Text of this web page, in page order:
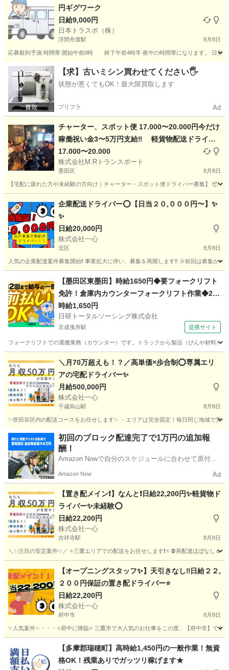
円ギグワーク
日給9,000円
日本トラスポ（株）
浮間舟渡駅 8月8日
応募殺到予測 時間帯 開始午前0時 終了午前4時半 夜中の時間帯になります。 日当
東京 北区 浮間舟渡駅 物流 ギグワーク
【求】古いミシン買わせてください🖐️
状態が悪くてもOK！最大限買取します
プリフラ Ad
チャーター、スポット便 17.000〜20.000円今だけ
稼働祝い金3〜5万円支給‼️ 軽貨物配送ドライバ
ー
17.000〜20.000
株式会社M.Rトランスポート
墨田区 8月8日
【宅配に疲れた方や未経験の方向け｜チャーター・スポット便ドライバー募集】 📦
ドライバー スポット
企業配送ドライバー⭕️【日当２０,０００円〜】✨
✨
日給20,000円
株式会社一心
北区 8月8日
人気の企業配達案件募集開始❗️ 事業拡大に伴い、募集を再開します‼️ ※前回は募
ドライバー TikTok
【墨田区東墨田】時給1650円◆要フォークリフト
免許！倉庫内カウンターフォークリフト作業◆20
代～30代活躍中
時給1,650円
日研トータルソーシング株式会社
京成曳舟駅 提携サイト
フォークリフトでの運搬業務（カウンター）です。トラックから製品（びんや材料）
京成曳舟駅 ドライバー
＼月70万超えも！？／高単価×歩合制⭕️専属エリ
アの宅配ドライバー✨
月給500,000円
株式会社一心
千歳烏山駅 8月8日
✨世田谷区内の配送コースをお任せします✨ ・エリアは完全固定！毎日同じ地域で
千歳烏山駅 物流 東京 世田谷区 物流
置き配
初回のブロック配達完了で1万円の追加報
酬！
Amazon Nowで自分のスケジュールに合わせて原付や
う！
Amazon Now Ad
【置き配メイン❗️】なんと❗️日給22,200円✨軽貨物ド
ライバー✨未経験⭕️
日給22,200円
株式会社一心
吉祥寺駅 8月8日
＼✨注目の安定案件✨／ ⭐️三鷹エリアでの配送をお任せします❗️⭐️ ⛔再配達ほぼなし
吉祥寺駅 物流 世田谷区 物流
置き配
【オープニングスタッフ✨】天引きなし‼️日給２２,
２００円保証の置き配ドライバー⭐️
日給22,200円
株式会社一心
府中市 8月8日
✨人気案件✨・・・⭐️府中に降臨⭐️ 三鷹市で大人気のお仕事をこの度、【府中市】で
ドライバー 東京 国分寺市 ドライバー
置き配
【多摩郡瑞穂町】高時給1,450円の一般作業！無資
格OK！残業ありでガッツリ稼げます★